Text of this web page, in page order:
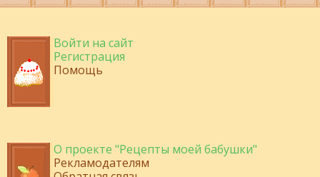
Войти на сайт
Регистрация
Помощь
О проекте "Рецепты моей бабушки"
Рекламодателям